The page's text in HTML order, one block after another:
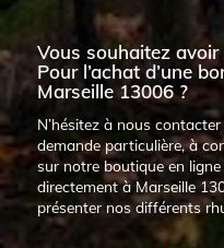
Vous souhaitez
Pour l’achat d’une
Marseille 13006 ?
N’hésitez à nous
demande particulière, à
sur notre boutique en
directement à Marseille
présenter nos différents